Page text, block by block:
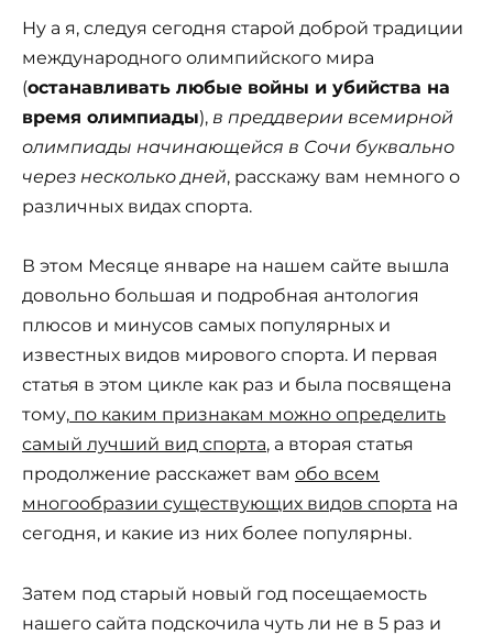
Ну а я, следуя сегодня старой доброй традиции
международного олимпийского мира
(останавливать любые войны и убийства на
время олимпиады), в преддверии всемирной
олимпиады начинающейся в Сочи буквально
через несколько дней, расскажу вам немного о
различных видах спорта.
В этом Месяце январе на нашем сайте вышла
довольно большая и подробная антология
плюсов и минусов самых популярных и
известных видов мирового спорта. И первая
статья в этом цикле как раз и была посвящена
тому, по каким признакам можно определить
самый лучший вид спорта, а вторая статья
продолжение расскажет вам обо всем
многообразии существующих видов спорта на
сегодня, и какие из них более популярны.
Затем под старый новый год посещаемость
нашего сайта подскочила чуть ли не в 5 раз и